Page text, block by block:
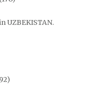
UZBEKISTAN.